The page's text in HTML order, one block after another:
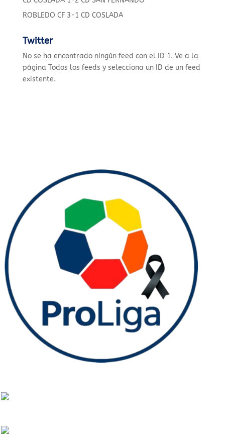
ROBLEDO CF 3-1 CD COSLADA
Twitter
No se ha encontrado ningún feed con el ID 1. Ve a la
página Todos los feeds y selecciona un ID de un feed
existente.